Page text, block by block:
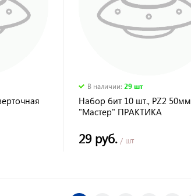
В наличии: 29 шт
Набор бит 10 шт., РZ2 50мм
"Мастер" ПРАКТИКА
29 руб./ шт